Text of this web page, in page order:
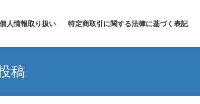
個人情報取り扱い 特定商取引に関する法律に基づく表記
稿